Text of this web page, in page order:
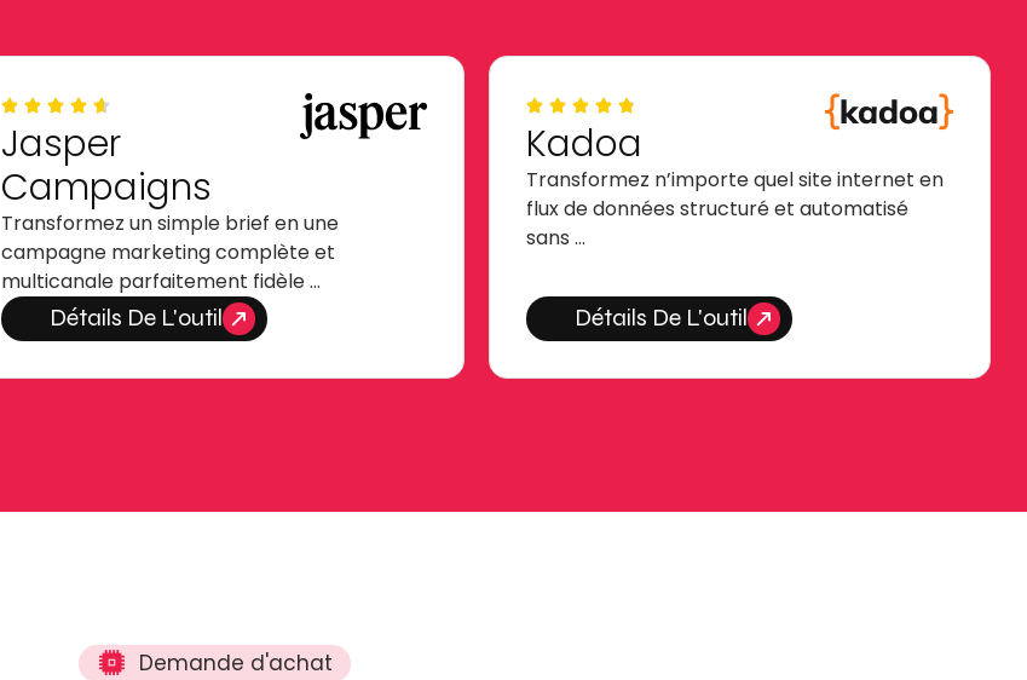
Jasper
Campaigns
Transformez un simple brief en une
campagne marketing complète et
multicanale parfaitement fidèle …
Détails De L'outil
Kadoa
Transformez n’importe quel site internet en
flux de données structuré et automatisé
sans …
Détails De L'outil
Demande d'achat